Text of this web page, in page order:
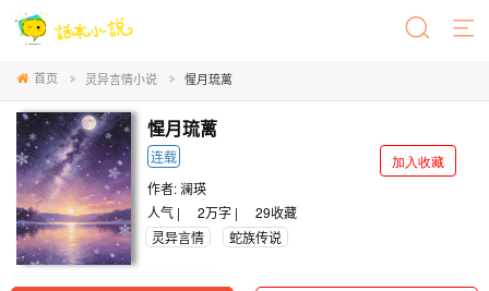
首页 灵异言情小说 惺月琉蓠
惺月琉蓠
连载
加入收藏
作者:澜瑛
人气 |
2万字 | 29收藏
灵异言情
蛇族传说